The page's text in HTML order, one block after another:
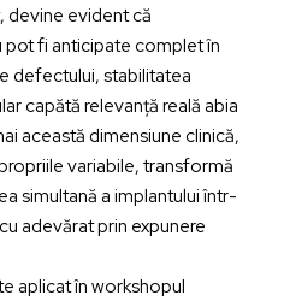
devine evident că
pot fi anticipate complet în
defectului, stabilitatea
capătă relevanță reală abia
această dimensiune clinică,
variabile, transformă
simultană a implantului într-
adevărat prin expunere
aplicat în workshopul